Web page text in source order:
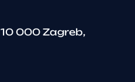
10 000 Zagreb,